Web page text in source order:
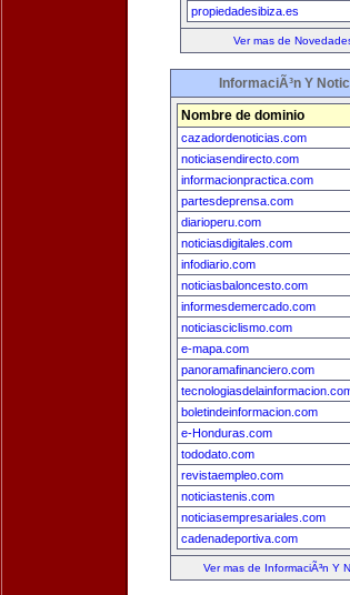
propiedadesibiza.es
Ver mas de
InformaciÃ³n Y
Nombre de dominio
cazadordenoticias.com
noticiasendirecto.com
informacionpractica.com
partesdeprensa.com
diarioperu.com
noticiasdigitales.com
infodiario.com
noticiasbaloncesto.com
informesdemercado.com
noticiasciclismo.com
e-mapa.com
panoramafinanciero.com
boletindeinformacion.com
e-Honduras.com
tododato.com
revistaempleo.com
noticiastenis.com
noticiasempresariales.com
cadenadeportiva.com
Ver mas de InformaciÃ³n Y